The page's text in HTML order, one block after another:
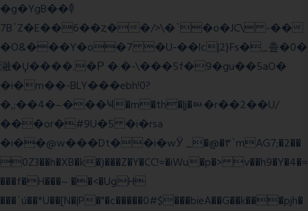
�g�YgB��龺
7B`Z�E��6��ȥ��/>\�`�o�JC\ -��
�O&���Y�o�7 �U-��lc|2}Fs�_촢�0�
瀜�Ų����.�Ρ �.�-\���5f�9�gu��5aO�
�i�m��-BLY���ebh!0?
�,;��4�~���Ҹ�m�th�|j�ᇞ�r��2��U/
���or�#9U�5 �i�rsa
�i��@w���Dt��i�wӰ _�@�٣`mAG7;�2��
0Z3��h�XB�k�)���Z�Y�CC!=�iWu�p�> v��h9�Y�4�=
���f�H���~ ��<�UgH
���`ú��*U��[N�|P�"�c�����0#$���bieA��G��k���pjh�